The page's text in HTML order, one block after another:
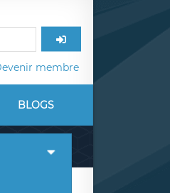
membre
BLOGS